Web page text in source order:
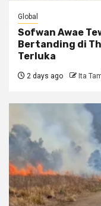
Global
Sofwan Awae
Bertanding di
Terluka
2 days ago Ita